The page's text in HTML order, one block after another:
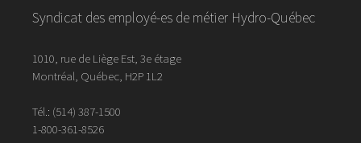
Syndicat des employé-es de métier Hydro-Québec
1010, rue de Liège Est, 3e étage
Montréal, Québec, H2P 1L2
Tél.: (514) 387-1500
1-800-361-8526